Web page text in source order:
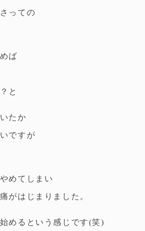
っての
ば
と
たか
ですが
めてしまい
がはじまりました。
めるという感じです(笑)